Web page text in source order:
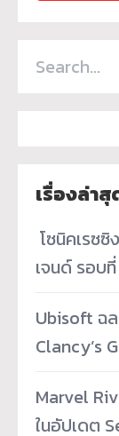
เรื่องล่าสุ
โซนิคเรซ
เจนด์ รอบ
Ubisoft ฉ
Clancy’s
Marvel
ในอัปเดต